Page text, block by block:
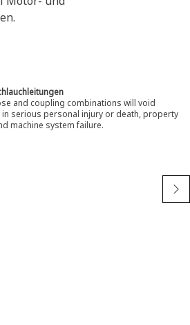
and coupling combinations will void
serious personal injury or death, property
machine system failure.